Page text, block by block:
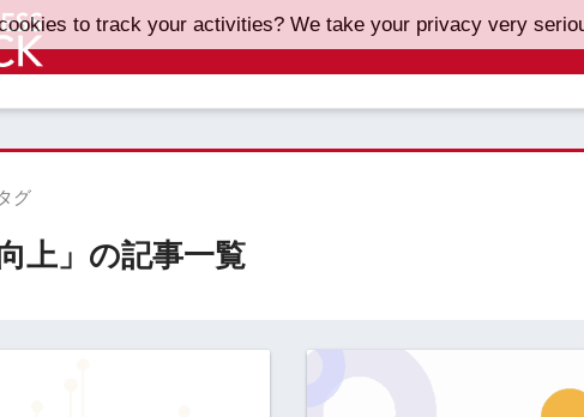
グ
上」の記事一覧
to track your activities? We take your privacy very